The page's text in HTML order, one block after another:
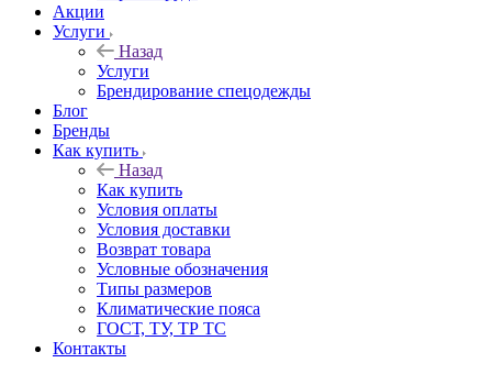
Акции
Услуги
Назад
Услуги
Брендирование спецодежды
Блог
Бренды
Как купить
Назад
Как купить
Условия оплаты
Условия доставки
Возврат товара
Условные обозначения
Типы размеров
Климатические пояса
ГОСТ, ТУ, ТР ТС
Контакты